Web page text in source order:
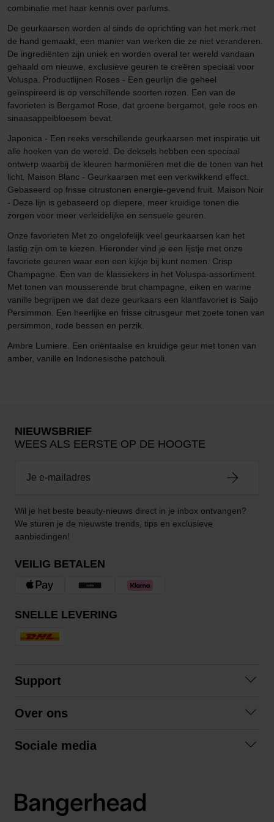
combinatie met haar kennis over parfums.
De geurkaarsen worden al sinds de oprichting van het merk met
de hand gemaakt, een manier van werken die ze niet veranderen.
De ingrediënten zijn uniek en worden overal ter wereld vandaan
gehaald om nieuwe, exclusieve geuren te creëren speciaal voor
Voluspa. Productlijnen Roses - Een geurlijn die geheel
geïnspireerd is op verschillende soorten rozen. Een van de
favorieten is Bergamot Rose, dat groene bergamot, gele roos en
sinaasappelbloesem bevat.
Japonica - Een reeks verschillende geurkaarsen met inspiratie uit
alle hoeken van de wereld. De deksels hebben een speciaal
ontwerp waarbij de kleuren harmoniëren met die de tonen van het
licht. Maison Blanc - Geurkaarsen met een verkwikkend effect.
Gebaseerd op frisse citrustonen energie-gevend fruit. Maison Noir
- Deze lijn is gebaseerd op diepere, meer kruidige tonen die
zorgen voor meer verleidelijke en sensuele geuren.
Onze favorieten Met zo ongelofelijk veel geurkaarsen kan het
lastig zijn om te kiezen. Hieronder vind je een lijstje met onze
favoriete geuren waar een een kijkje bij kunt nemen. Crisp
Champagne. Een van de klassiekers in het Voluspa-assortiment.
Met tonen van mousserende brut champagne, eiken en warme
vanille begrijpen we dat deze geurkaars een klantfavoriet is Saijo
Persimmon. Een heerlijke en frisse citrusgeur met zoete tonen van
persimmon, rode bessen en perzik.
Ambre Lumiere. Een oriëntaalse en kruidige geur met tonen van
amber, vanille en Indonesische patchouli.
NIEUWSBRIEF
WEES ALS EERSTE OP DE HOOGTE
Wil je het beste beauty-nieuws direct in je inbox ontvangen?
We sturen je de nieuwste trends, tips en exclusieve
aanbiedingen!
VEILIG BETALEN
SNELLE LEVERING
Support
Retourneren
Over ons
Sociale media
LinkedIn